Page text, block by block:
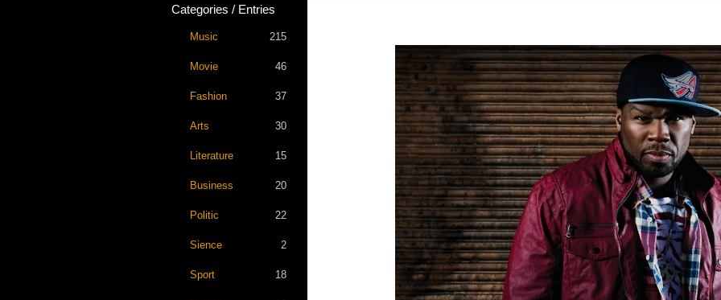
Categories / Entries
Music 215
Movie 46
Fashion 37
Arts 30
Literature 15
Business 20
Politic 22
Sience 2
Sport 18